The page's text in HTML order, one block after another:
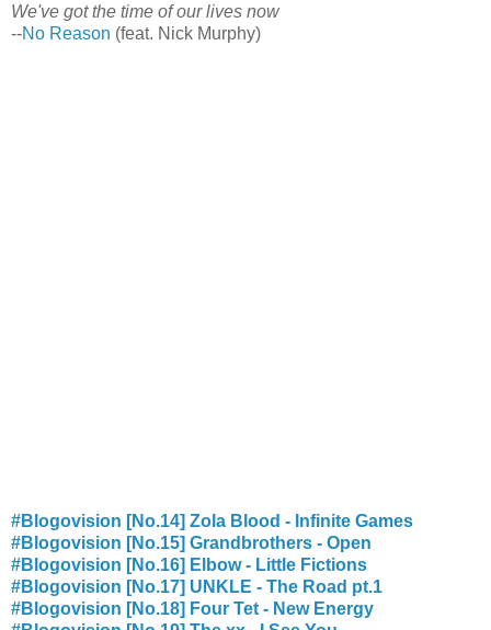
We've got the time of our lives now
--No Reason (feat. Nick Murphy)
#Blogovision [No.14] Zola Blood - Infinite Games
#Blogovision [No.15] Grandbrothers - Open
#Blogovision [No.16] Elbow - Little Fictions
#Blogovision [No.17] UNKLE - The Road pt.1
#Blogovision [No.18] Four Tet - New Energy